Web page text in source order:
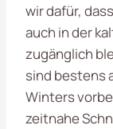
wir dafür,
auch in der
zugänglich
sind bestens
Winters
zeitnahe